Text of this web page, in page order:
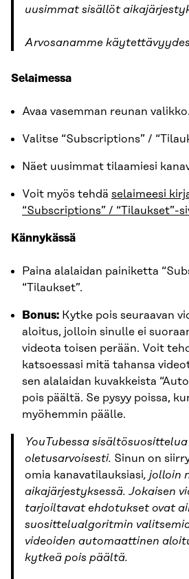
uusimmat sisällöt
Arvosanamme
Selaimessa
Avaa vasemman reunan valikko.
Valitse “Subscriptions” /
Näet uusimmat tilaamiesi
Voit myös tehdä selaimeesi
“Subscriptions” / “Tilaukset”-
Kännykässä
Paina alalaidan painiketta
“Tilaukset”.
Bonus: Kytke pois seuraavan
aloitus, jolloin sinulle ei
videota toisen perään. Voit
katsoessasi mitä tahansa
sen alalaidan kuvakkeista
pois päältä. Se pysyy poissa,
myöhemmin päälle.
YouTubessa
oletusarvoisesti. Sinun on
omia kanavatilauksiasi, jolloin
aikajärjestyksessä. Jokaisen
tarjoiltavat ehdotukset ovat
suosittelualgoritmin
videoiden automaattinen
kytkeä pois päältä.